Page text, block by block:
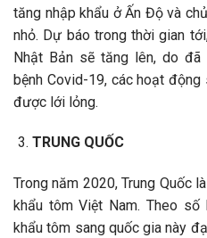
tăng nhập khẩu ở Ấn Độ và
nhỏ. Dự báo trong thời gian
Nhật Bản sẽ tăng lên, do
bệnh Covid-19, các hoạt
được lới lỏng.
TRUNG QUỐC
Trong năm 2020, Trung Quốc
khẩu tôm Việt Nam. Theo số
khẩu tôm sang quốc gia này